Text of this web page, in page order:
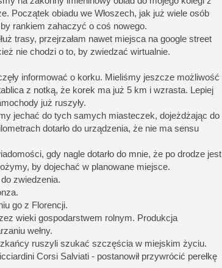
Początek obiadu we Włoszech, jak już wiele osób
rankiem zahaczyć o coś nowego.
trasy, przejrzałam nawet miejsca na google street
nie chodzi o to, by zwiedzać wirtualnie.
informować o korku. Mieliśmy jeszcze możliwość
z notką, że korek ma już 5 km i wzrasta. Lepiej
już ruszyły.
jechać do tych samych miasteczek, dojeżdżając do
dotarło do urządzenia, że nie ma sensu
gdy nagle dotarło do mnie, że po drodze jest
by dojechać w planowane miejsce.
zwiedzenia.
go z Florencji.
wieki gospodarstwem rolnym. Produkcja
wełny.
ruszyli szukać szczęścia w miejskim życiu.
Corsi Salviati - postanowił przywrócić perełkę